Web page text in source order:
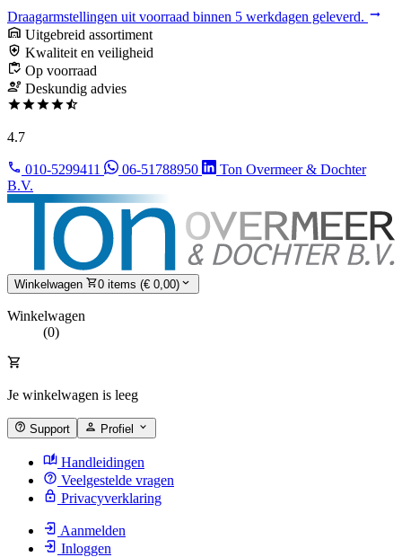
Draagarmstellingen uit voorraad binnen 5 werkdagen geleverd.
Uitgebreid assortiment
Kwaliteit en veiligheid
Op voorraad
Deskundig advies
4.7
010-5299411 06-51788950
Ton Overmeer & Dochter
B.V.
Winkelwagen 0 items (€ 0,00)
Winkelwagen
(0)
Je winkelwagen is leeg
Support Profiel
Handleidingen
Veelgestelde vragen
Privacyverklaring
Aanmelden
Inloggen